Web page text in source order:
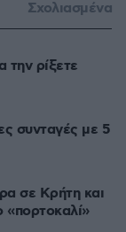
Σχολιασμένα
την ρίξετε
συνταγές με 5
σε Κρήτη και
«πορτοκαλί»